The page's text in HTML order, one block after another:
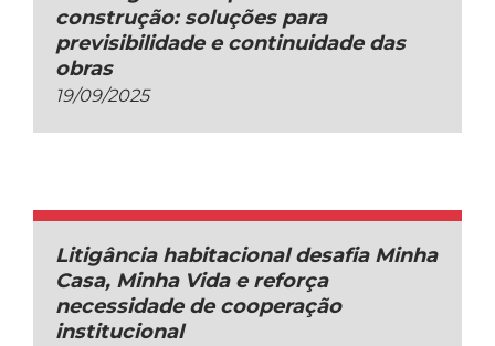
construção: soluções para
previsibilidade e continuidade das
obras
19/09/2025
Litigância habitacional desafia Minha
Casa, Minha Vida e reforça
necessidade de cooperação
institucional